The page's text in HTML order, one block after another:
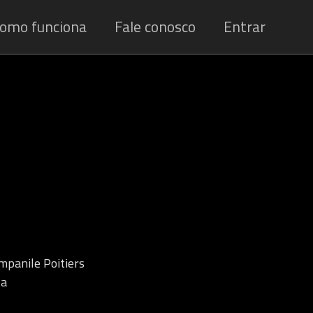
funciona Fale conosco Entrar
Poitiers